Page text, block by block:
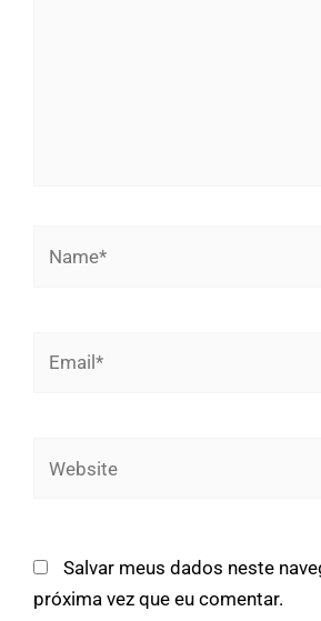
Salvar meus dados neste
próxima vez que eu comentar.